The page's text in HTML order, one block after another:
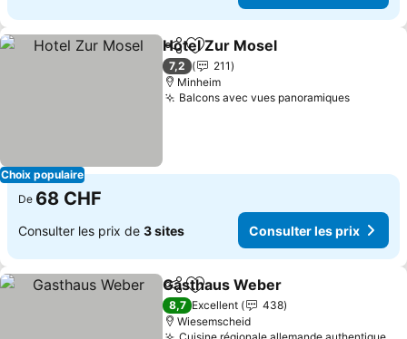
Choix populaire
PartagerAjouter à mes favoris
Hotel Zur Mosel
7,2
211
Minheim
Balcons avec vues panoramiques
De 68 CHF
Consulter les prix de 3 sites Consulter les prix
PartagerAjouter à mes favoris
Gasthaus Weber
8,7 Excellent
438
Wiesemscheid